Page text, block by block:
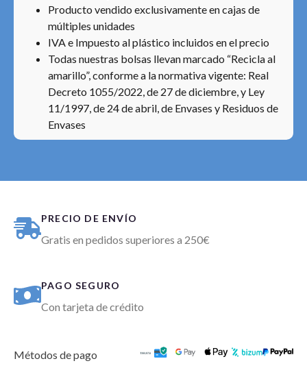
Producto vendido exclusivamente en cajas de
múltiples unidades
IVA e Impuesto al plástico incluidos en el precio
Todas nuestras bolsas llevan marcado “Recicla al
amarillo”, conforme a la normativa vigente: Real
Decreto 1055/2022, de 27 de diciembre, y Ley
11/1997, de 24 de abril, de Envases y Residuos de
Envases
PRECIO DE ENVÍO
Gratis en pedidos superiores a 250€
PAGO SEGURO
Con tarjeta de crédito
Métodos de pago